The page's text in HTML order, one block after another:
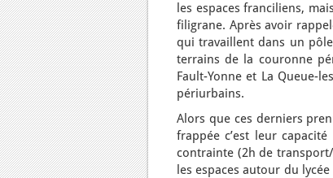
les espaces franciliens,
filigrane. Après avoir
qui travaillent dans un
terrains de la couronne
Fault-Yonne et La Queue-
périurbains.
Alors que ces derniers
frappée c’est leur
contrainte (2h de
les espaces autour du